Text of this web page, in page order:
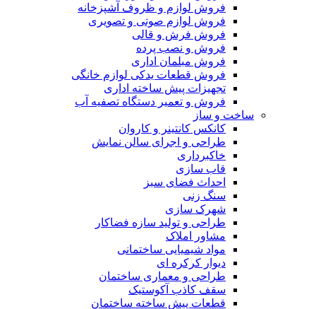
فروش لوازم و ظروف آشپزخانه
فروش لوازم صوتی و تصویری
فروش فرش و قالی
فروش و نصب پرده
فروش مبلمان اداری
فروش قطعات یدکی لوازم خانگی
تجهیزات پیش ساخته اداری
فروش و تعمیر دستگاه تصفیه آب
ساخت و ساز
کانکس کانتینر و کاروان
طراحی و اجرای سالن نمایش
خاکبرداری
قاب سازی
احداث فضای سبز
سنگ زنی
شهرک سازی
طراحی و تولید سازه فضاکار
مشاور املاک
مواد شیمیایی ساختمانی
دیوار کرکره ای
طراحی و معماری ساختمان
سقف کاذب آکوستیک
قطعات پیش ساخته ساختمان